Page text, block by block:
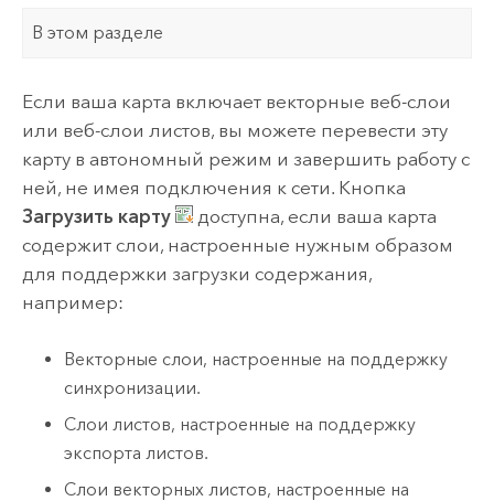
В этом разделе
Если ваша карта включает векторные веб-слои
или веб-слои листов, вы можете перевести эту
карту в автономный режим и завершить работу с
ней, не имея подключения к сети. Кнопка
Загрузить карту
доступна, если ваша карта
содержит слои, настроенные нужным образом
для поддержки загрузки содержания,
например:
Векторные слои, настроенные на поддержку
синхронизации.
Слои листов, настроенные на поддержку
экспорта листов.
Слои векторных листов, настроенные на